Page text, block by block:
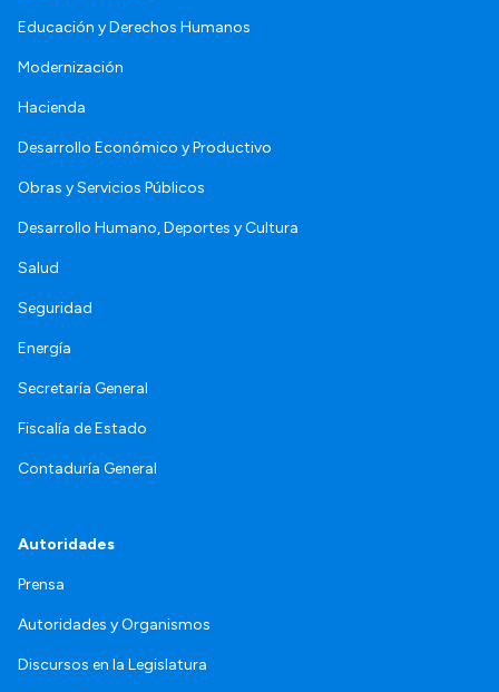
Educación y Derechos Humanos
Modernización
Hacienda
Desarrollo Económico y Productivo
Obras y Servicios Públicos
Desarrollo Humano, Deportes y Cultura
Salud
Seguridad
Energía
Secretaría General
Fiscalía de Estado
Contaduría General
Autoridades
Prensa
Autoridades y Organismos
Discursos en la Legislatura